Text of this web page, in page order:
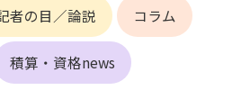
者の目／論説 コラム
積算・資格news
告事項に虚偽があった場合
定の手続き通りに会員申込手続き処
ることを不適当と判断した場合